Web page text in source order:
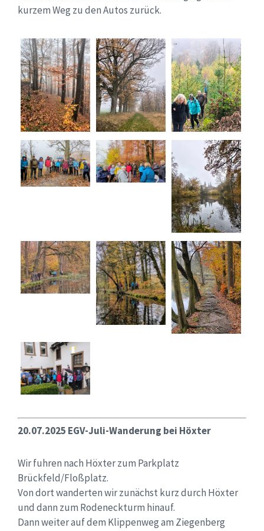
kurzem Weg zu den Autos zurück.
20.07.2025 EGV-Juli-Wanderung bei Höxter
Wir fuhren nach Höxter zum Parkplatz
Brückfeld/Floßplatz.
Von dort wanderten wir zunächst kurz durch Höxter
und dann zum Rodeneckturm hinauf.
Dann weiter auf dem Klippenweg am Ziegenberg